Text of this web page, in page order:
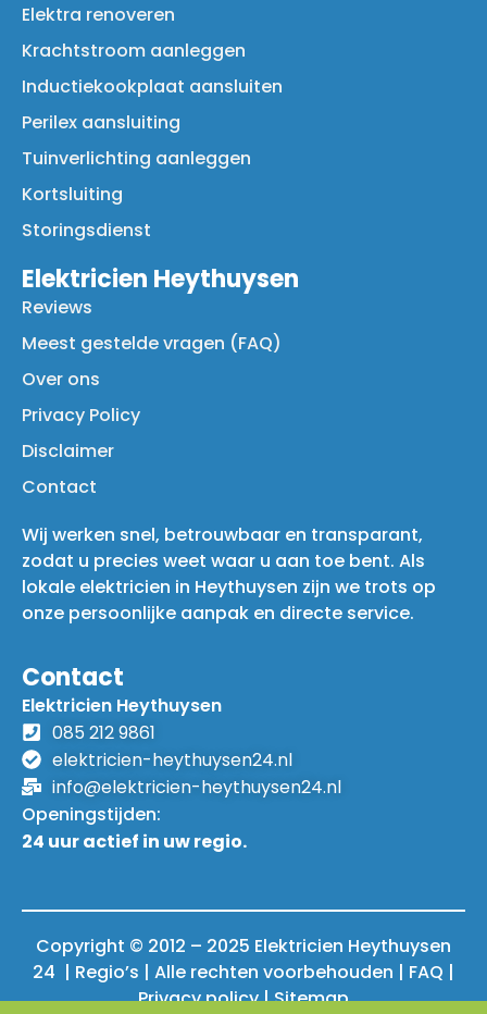
Elektra renoveren
Krachtstroom aanleggen
Inductiekookplaat aansluiten
Perilex aansluiting
Tuinverlichting aanleggen
Kortsluiting
Storingsdienst
Elektricien Heythuysen
Reviews
Meest gestelde vragen (FAQ)
Over ons
Privacy Policy
Disclaimer
Contact
Wij werken snel, betrouwbaar en transparant,
zodat u precies weet waar u aan toe bent. Als
lokale elektricien in Heythuysen zijn we trots op
onze persoonlijke aanpak en directe service.
Contact
Elektricien Heythuysen
085 212 9861
elektricien-heythuysen24.nl
info@elektricien-heythuysen24.nl
Openingstijden:
24 uur actief in uw regio.
Copyright © 2012 – 2025 Elektricien Heythuysen
24 | Regio’s | Alle rechten voorbehouden | FAQ |
Privacy policy|Sitemap